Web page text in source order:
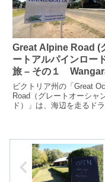
Great Alpine Road (
ートアルパインロー
旅 – その１
の街
ビクトリア州の「Great
Road（グレートオーシャ
ド）」は、海辺を走るドラ